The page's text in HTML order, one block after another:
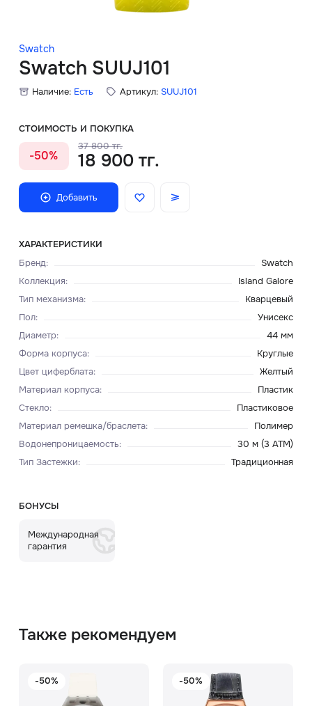
Swatch
Swatch SUUJ101
Наличие: Есть Артикул: SUUJ101
СТОИМОСТЬ И ПОКУПКА
-50%
37 800 тг.
18 900 тг.
Добавить
ХАРАКТЕРИСТИКИ
Бренд:
Swatch
Коллекция:
Island Galore
Тип механизма:
Кварцевый
Пол:
Унисекс
Диаметр:
44 мм
Форма корпуса:
Круглые
Цвет циферблата:
Желтый
Материал корпуса:
Пластик
Стекло:
Пластиковое
Материал ремешка/браслета:
Полимер
Водонепроницаемость:
30 м (3 ATM)
Тип Застежки: Традиционная
БОНУСЫ
Международная
гарантия
Также рекомендуем
-50% -50%
Скидки
Главная
О нас
Доставка и оплата
Блог